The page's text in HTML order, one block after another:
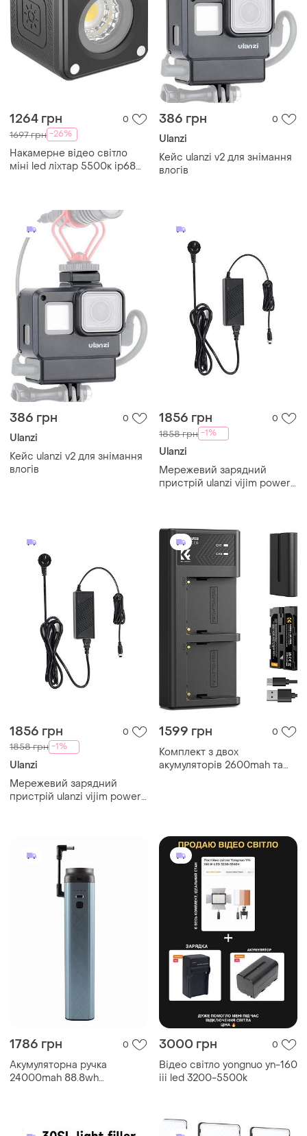
1264 грн 0
1697 грн -26%
Накамерне відео світло
міні led ліхтар 5500к ip68
386 грн 0
Ulanzi
Кейс ulanzi v2 для знімання
влогів
386 грн 0
Ulanzi
Кейс ulanzi v2 для знімання
влогів
1856 грн 0
1858 грн -1%
Ulanzi
Мережевий зарядний
пристрій ulanzi vijim power
1856 грн 0
1858 грн -1%
Ulanzi
Мережевий зарядний
пристрій ulanzi vijim power
1599 грн 0
Комплект з двох
акумуляторів 2600mah та
1786 грн 0
Акумуляторна ручка
24000mah 88.8wh
3000 грн 0
Відео світло yongnuo yn-160
iii led 3200-5500k